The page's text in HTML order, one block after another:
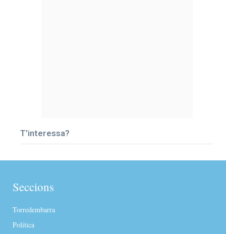
T’interessa?
Seccions
Torredembarra
Política